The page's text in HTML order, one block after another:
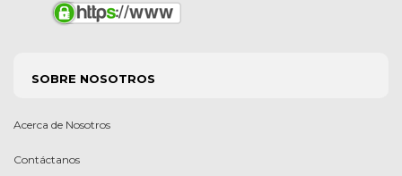
SOBRE NOSOTROS
Acerca de Nosotros
Contáctanos